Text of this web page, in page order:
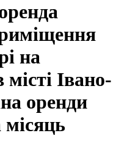
на
Івано-
оренди